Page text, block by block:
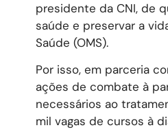
presidente da CNI, de
saúde e preservar a
Saúde (OMS).
Por isso, em parceria
ações de combate à
necessários ao
mil vagas de cursos à